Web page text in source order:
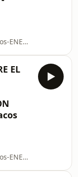
ENEBA
Steam
EL
ENEBA